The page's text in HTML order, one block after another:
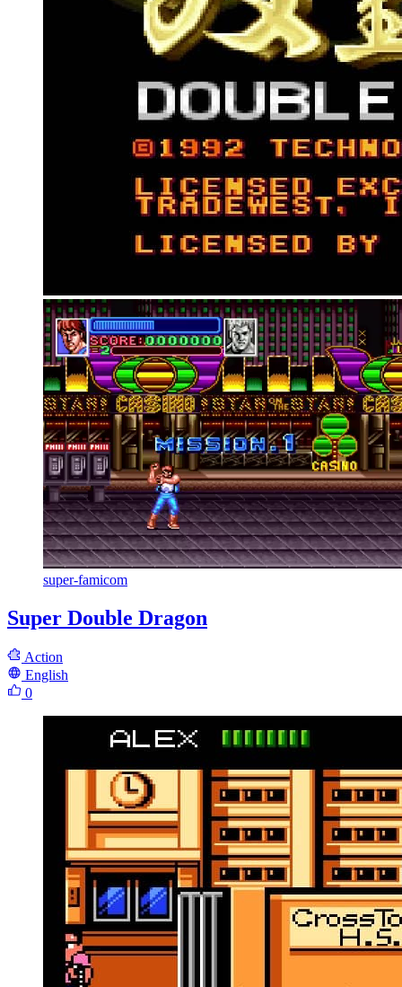
super-famicom
Super Double Dragon
Action
English
0